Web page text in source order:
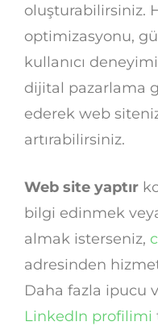
oluşturabilirsiniz.
optimizasyonu,
kullanıcı
dijital pazarlama
ederek web
artırabilirsiniz.
Web site yaptır
bilgi edinmek
almak isterseniz,
adresinden
Daha fazla ipucu
LinkedIn profilimi